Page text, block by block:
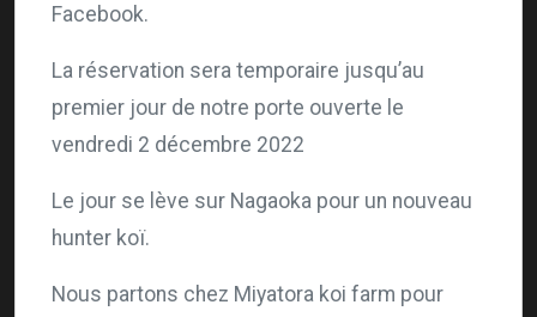
Facebook.
La réservation sera temporaire jusqu’au
premier jour de notre porte ouverte le
vendredi 2 décembre 2022
Le jour se lève sur Nagaoka pour un nouveau
hunter koï.
Nous partons chez Miyatora koi farm pour